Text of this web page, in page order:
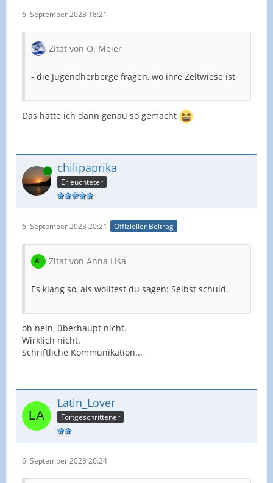
6. September 2023 18:21
Zitat von O. Meier
- die Jugendherberge fragen, wo ihre Zeltwiese ist
Das hätte ich dann genau so gemacht
Online chilipaprika
Erleuchteter
6. September 2023 20:21 Offizieller Beitrag
Zitat von Anna Lisa
Es klang so, als wolltest du sagen: Selbst schuld.
oh nein, überhaupt nicht.
Wirklich nicht.
Schriftliche Kommunikation...
Latin_Lover
Fortgeschrittener
6. September 2023 20:24